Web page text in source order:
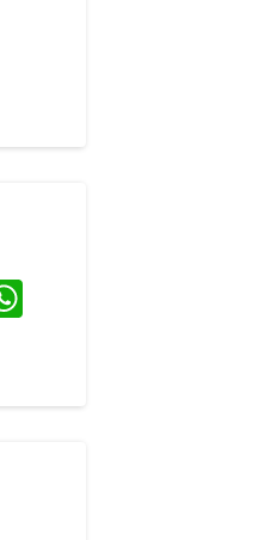
WhatsApp